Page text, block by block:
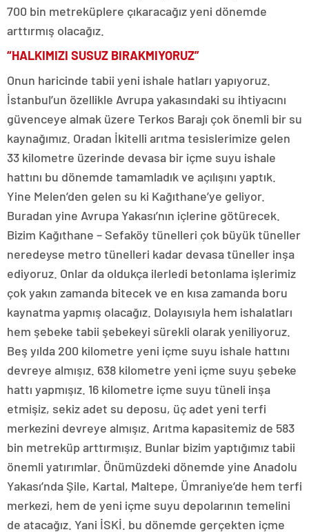
700 bin metreküplere çıkaracağız yeni dönemde
arttırmış olacağız.
“HALKIMIZI SUSUZ BIRAKMIYORUZ”
Onun haricinde tabii yeni ishale hatları yapıyoruz.
İstanbul’un özellikle Avrupa yakasındaki su ihtiyacını
güvenceye almak üzere Terkos Barajı çok önemli bir su
kaynağımız. Oradan İkitelli arıtma tesislerimize gelen
33 kilometre üzerinde devasa bir içme suyu ishale
hattını bu dönemde tamamladık ve açılışını yaptık.
Yine Melen’den gelen su ki Kağıthane’ye geliyor.
Buradan yine Avrupa Yakası’nın içlerine götürecek.
Bizim Kağıthane – Sefaköy tünelleri çok büyük tüneller
neredeyse metro tünelleri kadar devasa tüneller inşa
ediyoruz. Onlar da oldukça ilerledi betonlama işlerimiz
çok yakın zamanda bitecek ve en kısa zamanda boru
kaynatma yapmış olacağız. Dolayısıyla hem ishalatları
hem şebeke tabii şebekeyi sürekli olarak yeniliyoruz.
Beş yılda 200 kilometre yeni içme suyu ishale hattını
devreye almışız. 638 kilometre yeni içme suyu şebeke
hattı yapmışız. 16 kilometre içme suyu tüneli inşa
etmişiz, sekiz adet su deposu, üç adet yeni terfi
merkezini devreye almışız. Arıtma kapasitemiz de 583
bin metreküp arttırmışız. Bunlar bizim yaptığımız tabii
önemli yatırımlar. Önümüzdeki dönemde yine Anadolu
Yakası’nda Şile, Kartal, Maltepe, Ümraniye’de hem terfi
merkezi, hem de yeni içme suyu depolarının temelini
de atacağız. Yani İSKİ. bu dönemde gerçekten içme